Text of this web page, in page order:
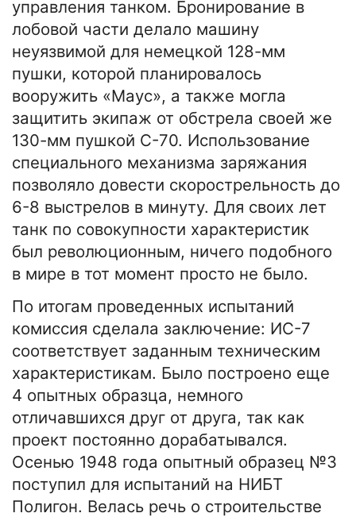
управления танком. Бронирование в
лобовой части делало машину
неуязвимой для немецкой 128-мм
пушки, которой планировалось
вооружить «Маус», а также могла
защитить экипаж от обстрела своей же
130-мм пушкой С-70. Использование
специального механизма заряжания
позволяло довести скорострельность до
6-8 выстрелов в минуту. Для своих лет
танк по совокупности характеристик
был революционным, ничего подобного
в мире в тот момент просто не было.
По итогам проведенных испытаний
комиссия сделала заключение: ИС-7
соответствует заданным техническим
характеристикам. Было построено еще
4 опытных образца, немного
отличавшихся друг от друга, так как
проект постоянно дорабатывался.
Осенью 1948 года опытный образец №3
поступил для испытаний на НИБТ
Полигон. Велась речь о строительстве